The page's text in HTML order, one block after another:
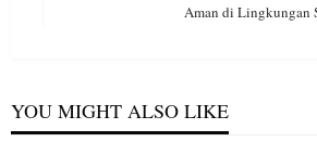
Aman di Lingkungan
YOU MIGHT ALSO LIKE